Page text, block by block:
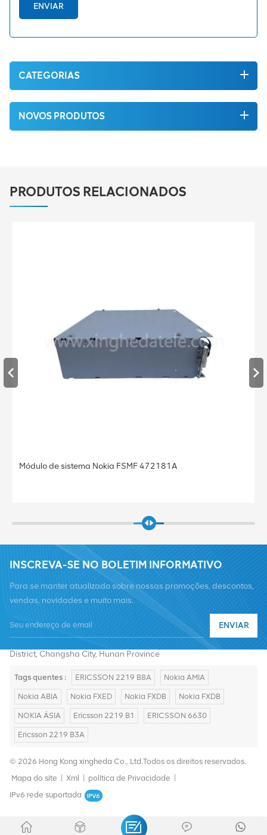
ENVIAR
CATEGORIAS
NOVOS PRODUTOS
PRODUTOS RELACIONADOS
Módulo de sistema Nokia FSMF 472181A
INSCREVA-SE NO BOLETIM INFORMATIVO
Para se manter atualizado sobre nossas promoções, descontos,
vendas, novidades e muito mais.
ENVIAR
E-mail :summer@chinaxingheda.com
Endereço : 2506 Xidi Building, No. 8 Fenglin Third Road,Yuelu
District, Changsha City, Hunan Province
Tags quentes : ERICSSON 2219 B8A Nokia AMIA
Nokia ABIA Nokia FXED Nokia FXDB Nokia FXDB
NOKIA ÁSIA Ericsson 2219 B1 ERICSSON 6630
Ericsson 2219 B3A
© 2026 Hong Kong xingheda Co., Ltd.Todos os direitos reservados.
Mapa do site
Xml política de Privacidade
IPv6 rede suportada